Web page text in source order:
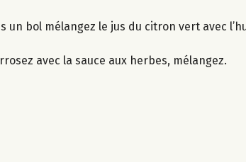
bol mélangez le jus du citron vert avec
avec la sauce aux herbes, mélangez.